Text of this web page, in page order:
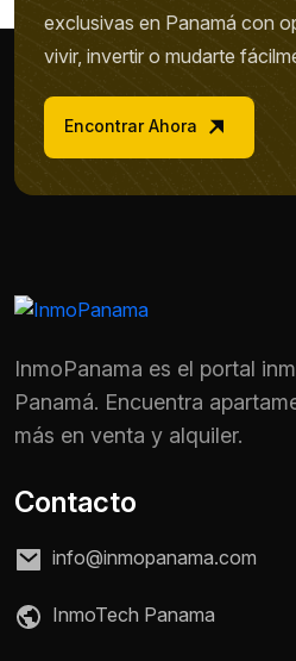
exclusivas en Panamá con
vivir, invertir o mudarte
Encontrar Ahora
InmoPanama es el portal
Panamá. Encuentra
más en venta y alquiler.
Contacto
info@inmopanama.com
InmoTech Panama